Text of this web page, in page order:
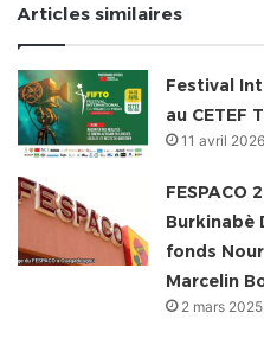
Articles similaires
Festival
au CETEF
11 avril 2026
FESPACO
Burkinabè
fonds
Marcelin
2 mars 2025